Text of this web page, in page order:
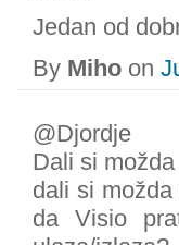
Jedan od
By Miho on
@Djordje
Dali si
dali si
da Visio